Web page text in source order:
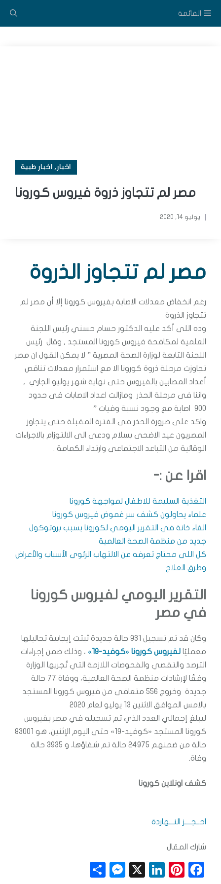
القائمة
اخبار , اخبار طبية
مصر لم تتجاوز ذروة فيروس كورونا
يوليو 14, 2020
مصر لم تتجاوز الذروة
رغم انخفاض معدلات الاصابة بفيروس كورونا إلا أن مصر لم
تتجاوز الذروة
وده اللى أكد عليه الدكتور حسام حسني رئيس اللجنة
العلمية لمكافحة فيروس كورونا المستجد , وقال رئيس
اللجنة التابعة لوزارة الصحة المصرية ” لا يمكن القول ان مصر
تجاوزت مرحلة ذروة كورونا الا مع استمرار معدلات تناقص
أعداد المصابين بالفيروس حتى نهاية شهر يوليو الجاري ,
واننا فى مرحلة الحذر ومازالت اعداد الاصابات فى حدود
900 اصابة مع وجود نسبة وفيات ”
واكد على ضرورة الحذر فى الفترة المقبلة حتى يتجاوز
المصريون عيد الاضحى بسلام ودعى الى الالتوزام بالاجراءات
الوقائية من التباعد الاجتماعى وارتداء الكمامة .
اقرا عن :-
التغذية السليمة للاطفال لمواجهة كورونا
علماء يحاولون كشف سر غموض فيروس كورونا
الغاء خانة في التقرير اليومي لكورونا بسبب بروتوكول
جديد من منظمة الصحة العالمية
كل اللى محتاج تعرفه عن الالتهاب الرئوى الأسباب والأعراض
وطرق العلاج
التقرير اليومي لفيروس كورونا
في مصر
وكان قد تم تسجيل 931 حالة جديدة ثبتت إيجابية تحاليلها
معمليًا لفيروس كورونا «كوفيد-19»
، وذلك ضمن إجراءات
الترصد والتقصي والفحوصات اللازمة التي تُجريها الوزارة
وفقًا لإرشادات منظمة الصحة العالمية، ووفاة 77 حالة
جديدة وخروج 556 متعافى من فيروس كورونا المستجد
بالامس الموافق الاثنين 13 يوليو لعام 2020
ليبلغ إجمالي العدد الذي تم تسجيله في مصر بفيروس
كورونا المستجد «كوفيد-19» حتى اليوم الإثنين، هو 83001
حالة من ضمنهم 24975 حالة تم شفاؤها، و 3935 حالة
وفاة.
كشف اونلاين كورونا
احــجــــز النـــهاردة
شارك المقال
F
Pi
Li
X
M